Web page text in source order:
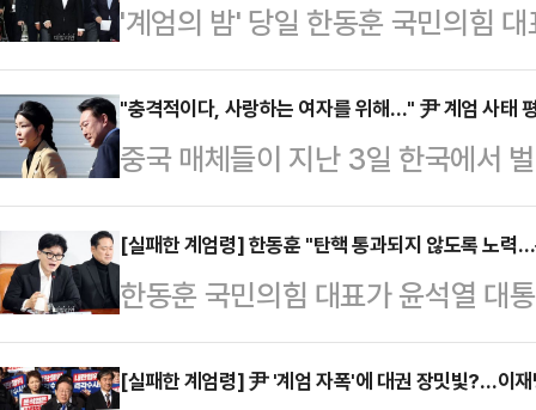
'계엄의 밤' 당일 한동훈 국민의힘
들이 본회의에 참석해 계엄 해제에
라는 최악의 평가는 면하게 됐다.
호 국민의힘 원내대표와는 달리 빠
를 계기로 한 대표를 중심으로 국면
다.4일 정치권에 따르면, 한 대표를
의 비상계엄 선포 이후 즉시 국회
해제 요구안 …
"충격적이다, 사랑하는 여자를 위해…" 尹 계엄 사태
중국 매체들이 지난 3일 한국에서
령의 부인 김건희 여사가 있다는 분
TV(CCTV), 영자지 글로벌타임스,
한국의 계엄령 사태를 긴급히 보도
등을 생중계하고, 해당 보도 영상
등에서 매체별로 수십 만건의 조회
[실패한 계엄령] 한동훈 "탄핵 통과되지 않도록 노력
한동훈 국민의힘 대표가 윤석열 대
과 관련해 "당대표로서 이번 탄핵은
들의 피해를 막기 위해 통과되지
[실패한 계엄령] 尹 '계엄 자폭'에 대권 장밋빛?…이재